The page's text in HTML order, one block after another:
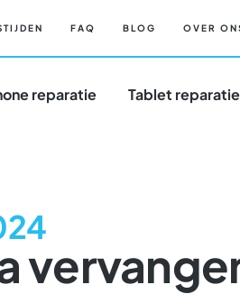
FAQ BLOG OVER
reparatie Tablet reparatie